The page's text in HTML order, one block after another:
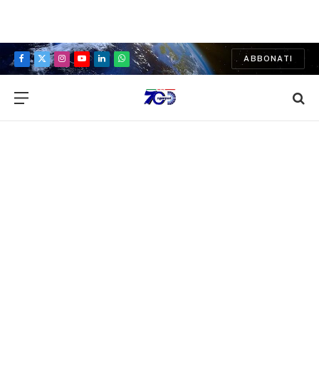
Facebook
X
Instagram
YouTubeLinkedInWhatsApp
ABBONATI